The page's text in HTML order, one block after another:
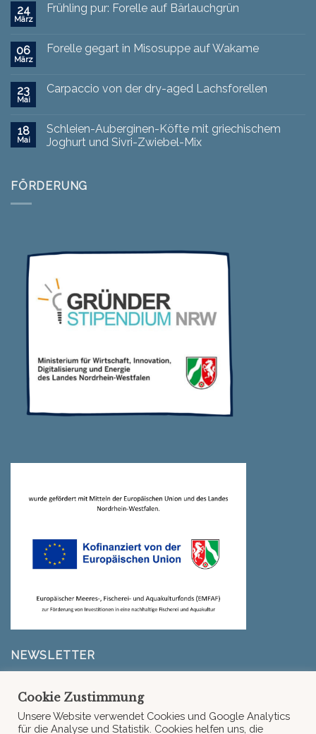
24
März
Frühling pur: Forelle auf Bärlauchgrün
06
März
Forelle gegart in Misosuppe auf Wakame
23
Mai
Carpaccio von der dry-aged Lachsforellen
18
Mai
Schleien-Auberginen-Köfte mit griechischem
Joghurt und Sivri-Zwiebel-Mix
FÖRDERUNG
NEWSLETTER
Erfahre zuerst, wenn es neue Infos von La Goonery,
unserem Liefergebiet oder neue Rezepte gibt.
Cookie Zustimmung
Unsere Website verwendet Cookies und Google Analytics
für die Analyse und Statistik. Cookies helfen uns, die